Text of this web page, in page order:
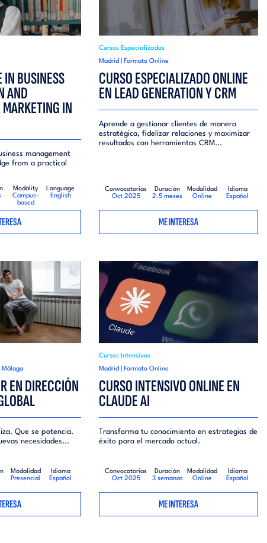
IN BUSINESS
AND
IN
management
from a practical
Modality
Campus-
based
Language
English
Cursos Especializados
Madrid | Formato Online
CURSO ESPECIALIZADO ONLINE
EN LEAD GENERATION Y CRM
Aprende a gestionar clientes de manera
estratégica, fidelizar relaciones y maximizar
resultados con herramientas CRM...
Convocatorias
Oct 2025
Duración
2.5 meses
Modalidad
Online
Idioma
Español
ME INTERESA
Málaga
EN DIRECCIÓN
Que se potencia.
necesidades...
Modalidad
Presencial
Idioma
Español
Cursos Intensivos
Madrid | Formato Online
CURSO INTENSIVO ONLINE EN
CLAUDE AI
Transforma tu conocimiento en estrategias de
éxito para el mercado actual.
Convocatorias
Oct 2025
Duración
3 semanas
Modalidad
Online
Idioma
Español
ME INTERESA